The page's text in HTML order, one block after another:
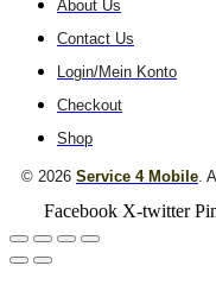
About Us
Contact Us
Login/Mein Konto
Checkout
Shop
© 2026 Service 4 Mobile .
Facebook X-twitter